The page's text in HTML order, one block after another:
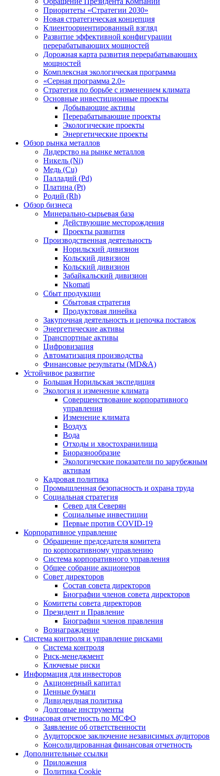
Приоритеты «Стратегии 2030»
Новая стратегическая концепция
Клиентоориентированный взгляд
Развитие эффективной конфигурации
перерабатывающих мощностей
Дорожная карта развития перерабатывающих
мощностей
Комплексная экологическая программа
«Серная программа 2.0»
Стратегия по борьбе с изменением климата
Основные инвестиционные проекты
Добывающие активы
Перерабатывающие проекты
Экологические проекты
Энергетические проекты
Обзор рынка металлов
Лидерство на рынке металлов
Никель (Ni)
Медь (Cu)
Палладий (Pd)
Платина (Pt)
Родий (Rh)
Обзор бизнеса
Минерально-сырьевая база
Действующие месторождения
Проекты развития
Производственная деятельность
Норильский дивизион
Кольский дивизион
Кольский дивизион
Забайкальский дивизион
Nkomati
Сбыт продукции
Сбытовая стратегия
Продуктовая линейка
Закупочная деятельность и цепочка поставок
Энергетические активы
Транспортные активы
Цифровизация
Автоматизация производства
Финансовые результаты (MD&A)
Устойчивое развитие
Большая Норильская экспедиция
Экология и изменение климата
Совершенствование корпоративного
управления
Изменение климата
Воздух
Вода
Отходы и хвостохранилища
Биоразнообразие
Экологические показатели по зарубежным
активам
Кадровая политика
Промышленная безопасность и охрана труда
Социальная стратегия
Север для Северян
Социальные инвестиции
Первые против COVID‑19
Корпоративное управление
Обращение председателя комитета
по корпоративному управлению
Система корпоративного управления
Общее собрание акционеров
Совет директоров
Состав совета директоров
Биографии членов совета директоров
Комитеты совета директоров
Президент и Правление
Биографии членов правления
Вознаграждение
Система контроля и управление рисками
Система контроля
Риск-менеджмент
Ключевые риски
Информация для инвесторов
Акционерный капитал
Ценные бумаги
Дивидендная политика
Долговые инструменты
Финасовая отчетность по МСФО
Заявление об ответственности
Аудиторское заключение независимых аудиторов
Консолидированная финансовая отчетность
Дополнительные ссылки
Приложения
Политика Cookie